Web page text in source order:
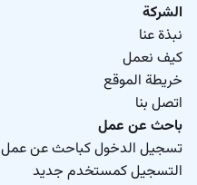
الشركة
نبذة عنا
كيف نعمل
خريطة الموقع
اتصل بنا
باحث عن عمل
تسجيل الدخول كباحث عن عمل
التسجيل كمستخدم جديد